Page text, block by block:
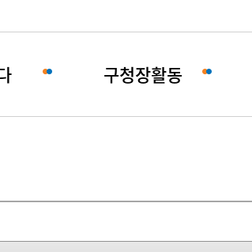
구청장활동